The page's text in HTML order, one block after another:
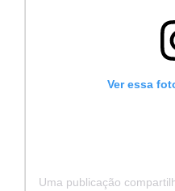
Ver essa